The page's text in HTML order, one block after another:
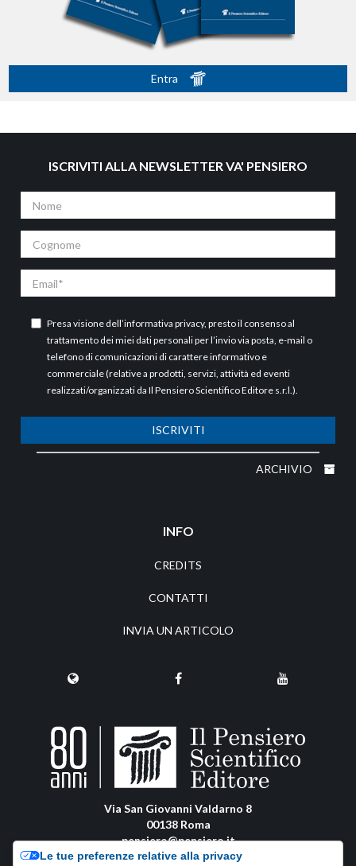
Entra
ISCRIVITI ALLA NEWSLETTER VA' PENSIERO
Presa visione dell’informativa privacy, presto il consenso al
trattamento dei miei dati personali per l’invio via posta, e-mail o
telefono di comunicazioni di carattere informativo e
commerciale (relative a prodotti, servizi, attività ed eventi
realizzati/organizzati da Il Pensiero Scientifico Editore s.r.l.).
ISCRIVITI
ARCHIVIO
INFO
CREDITS
CONTATTI
INVIA UN ARTICOLO
Via San Giovanni Valdarno 8
00138 Roma
pensiero@pensiero.it
amministrazione@pec.pensiero.com
Le tue preferenze relative alla privacy